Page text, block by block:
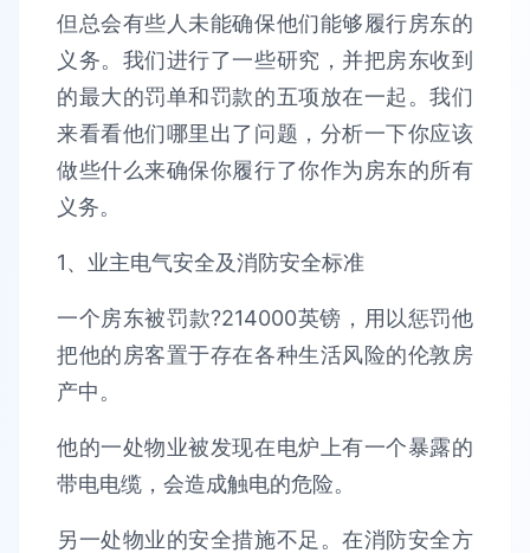
但总会有些人未能确保他们能够履行房东的
义务。我们进行了一些研究，并把房东收到
的最大的罚单和罚款的五项放在一起。我们
来看看他们哪里出了问题，分析一下你应该
做些什么来确保你履行了你作为房东的所有
义务。
1、业主电气安全及消防安全标准
一个房东被罚款?214000英镑，用以惩罚他
把他的房客置于存在各种生活风险的伦敦房
产中。
他的一处物业被发现在电炉上有一个暴露的
带电电缆，会造成触电的危险。
另一处物业的安全措施不足。在消防安全方